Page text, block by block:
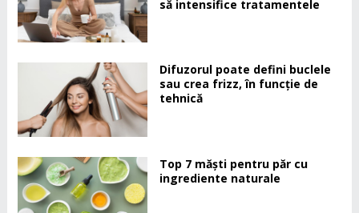
să intensifice tratamentele
Difuzorul poate defini buclele
sau crea frizz, în funcție de
tehnică
Top 7 măști pentru păr cu
ingrediente naturale